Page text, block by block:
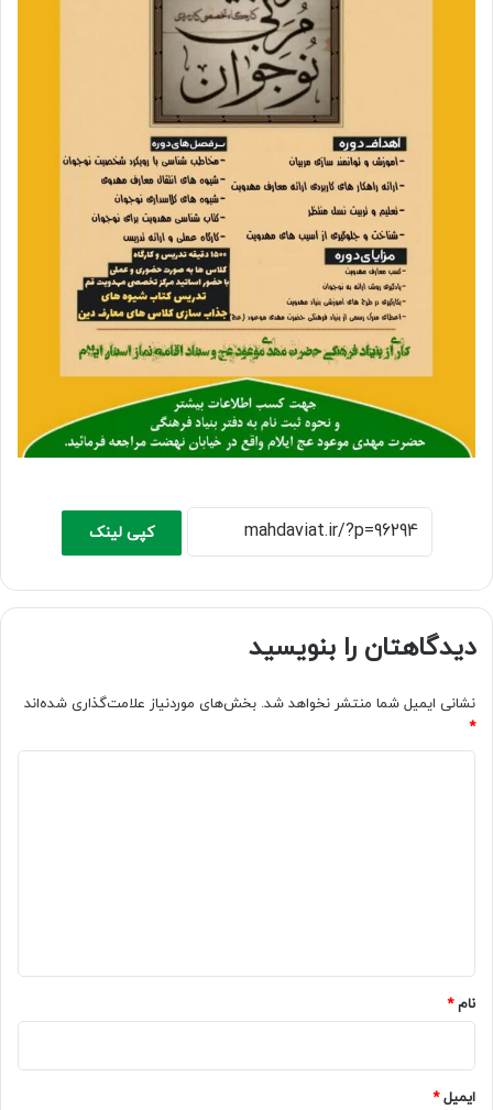
کپی لینک
دیدگاهتان را بنویسید
نشانی ایمیل شما منتشر نخواهد شد. بخش‌های موردنیاز علامت‌گذاری شده‌اند
*
نام*
ایمیل*